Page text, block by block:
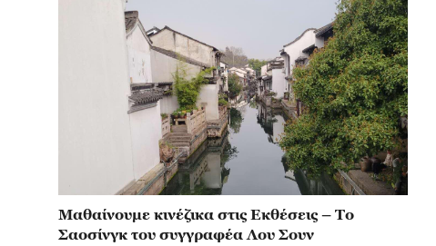
Μαθαίνουμε κινέζικα στις Εκθέσεις – Το
Σαοσίνγκ του συγγραφέα Λου Σουν